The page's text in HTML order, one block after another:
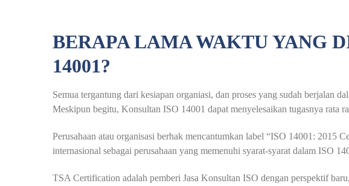
BERAPA LAMA WAKTU YANG
14001?
Semua tergantung dari kesiapan organiasi, dan proses yang sudah berjalan
Meskipun begitu, Konsultan ISO 14001 dapat menyelesaikan tugasnya rata
Perusahaan atau organisasi berhak mencantumkan label “ISO 14001: 2015
internasional sebagai perusahaan yang memenuhi syarat-syarat dalam ISO
TSA Certification adalah pemberi Jasa Konsultan ISO dengan perspektif